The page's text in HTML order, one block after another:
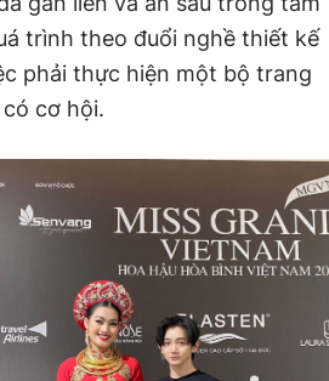
trình theo đuổi nghề thiết kế
phải thực hiện một bộ trang
cơ hội.